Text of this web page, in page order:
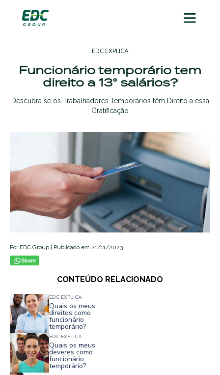
EDC EXPLICA
Funcionário temporário tem
direito a 13° salários?
Descubra se os Trabalhadores Temporários têm Direito a essa
Gratificação
Por EDC Group | Publicado em 21/11/2023
Share
CONTEÚDO RELACIONADO
EDC EXPLICA
Quais os meus
direitos como
funcionário
temporário?
EDC EXPLICA
Quais os meus
deveres como
funcionário
temporário?